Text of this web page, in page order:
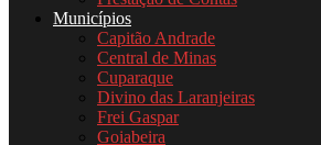
Municípios
Capitão Andrade
Central de Minas
Cuparaque
Divino das Laranjeiras
Frei Gaspar
Goiabeira